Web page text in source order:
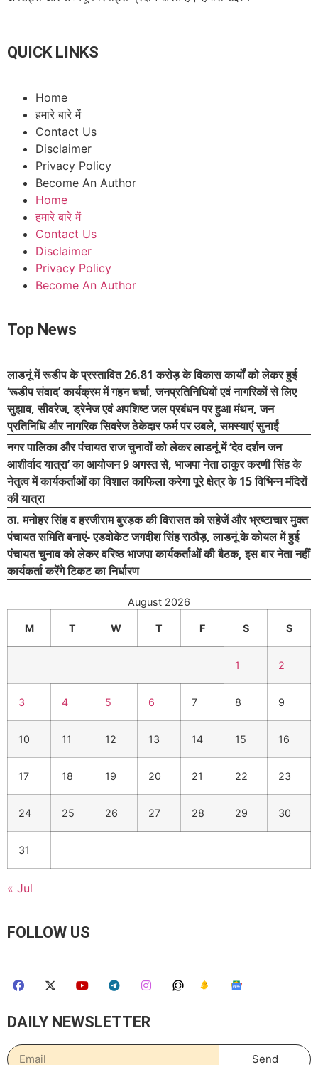
QUICK LINKS
Home
हमारे बारे में
Contact Us
Disclaimer
Privacy Policy
Become An Author
Home
हमारे बारे में
Contact Us
Disclaimer
Privacy Policy
Become An Author
Top News
लाडनूं में रूडीप के प्रस्तावित 26.81 करोड़ के विकास कार्यों को लेकर हुई
‘रूडीप संवाद’ कार्यक्रम में गहन चर्चा, जनप्रतिनिधियों एवं नागरिकों से लिए
सुझाव, सीवरेज, ड्रेनेज एवं अपशिष्ट जल प्रबंधन पर हुआ मंथन, जन
प्रतिनिधि और नागरिक सिवरेज ठेकेदार फर्म पर उबले, समस्याएं सुनाईं
नगर पालिका और पंचायत राज चुनावों को लेकर लाडनूं में ‘देव दर्शन जन
आशीर्वाद यात्रा’ का आयोजन 9 अगस्त से, भाजपा नेता ठाकुर करणी सिंह के
नेतृत्व में कार्यकर्ताओं का विशाल काफिला करेगा पूरे क्षेत्र के 15 विभिन्न मंदिरों
की यात्रा
ठा. मनोहर सिंह व हरजीराम बुरड़क की विरासत को सहेजें और भ्रष्टाचार मुक्त
पंचायत समिति बनाएं- एडवोकेट जगदीश सिंह राठौड़, लाडनूं के कोयल में हुई
पंचायत चुनाव को लेकर वरिष्ठ भाजपा कार्यकर्ताओं की बैठक, इस बार नेता नहीं
कार्यकर्ता करेंगे टिकट का निर्धारण
August 2026
M T W T F S S
1 2
3 4 5 6 7 8 9
10 11 12 13 14 15 16
17 18 19 20 21 22 23
24 25 26 27 28 29 30
31
« Jul
FOLLOW US
DAILY NEWSLETTER
Send